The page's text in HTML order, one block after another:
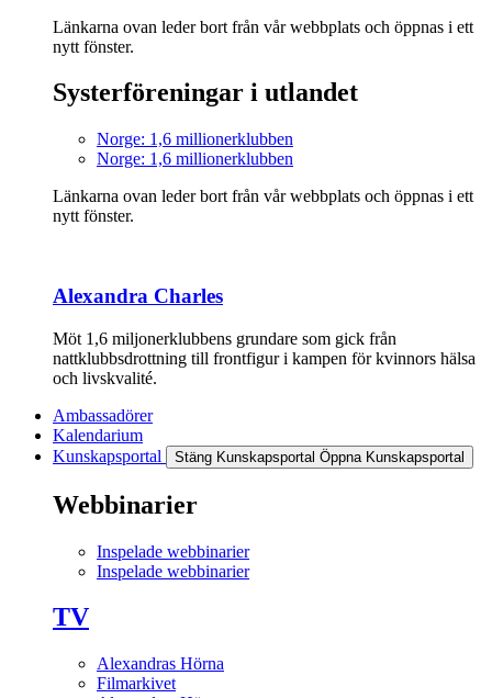
Länkarna ovan leder bort från vår webbplats och öppnas i ett
nytt fönster.
Systerföreningar i utlandet
Norge: 1,6 millionerklubben
Norge: 1,6 millionerklubben
Länkarna ovan leder bort från vår webbplats och öppnas i ett
nytt fönster.
Alexandra Charles
Möt 1,6 miljonerklubbens grundare som gick från
nattklubbsdrottning till frontfigur i kampen för kvinnors hälsa
och livskvalité.
Ambassadörer
Kalendarium
Kunskapsportal
Stäng Kunskapsportal Öppna Kunskapsportal
Webbinarier
Inspelade webbinarier
Inspelade webbinarier
TV
Alexandras Hörna
Filmarkivet